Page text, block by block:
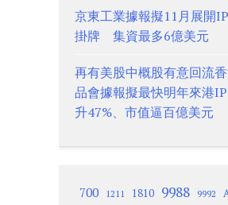
京東工業據報擬11月展開
掛牌 集資最多6億美元
再有美股中概股有意回流
品會據報擬最快明年來港
升47%、市值逼百億美元
700 1211 1810 9988 9992